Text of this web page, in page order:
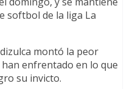
softbol de la liga La
montó la peor
enfrentado en lo que
su invicto.